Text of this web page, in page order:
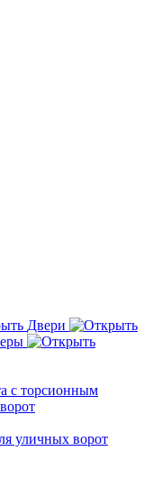
Двери
с торсионным
уличных ворот